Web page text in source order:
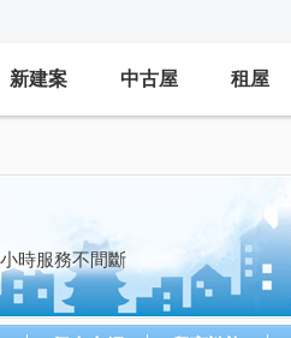
新建案 中古屋 租屋
時服務不間斷